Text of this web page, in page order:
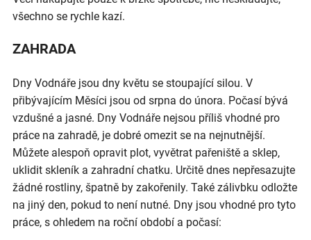
všechno se rychle kazí.
ZAHRADA
Dny Vodnáře jsou dny květu se stoupající silou. V
přibývajícím Měsíci jsou od srpna do února. Počasí bývá
vzdušné a jasné. Dny Vodnáře nejsou příliš vhodné pro
práce na zahradě, je dobré omezit se na nejnutnější.
Můžete alespoň opravit plot, vyvětrat pařeniště a sklep,
uklidit skleník a zahradní chatku. Určitě dnes nepřesazujte
žádné rostliny, špatně by zakořenily. Také zálivbku odložte
na jiný den, pokud to není nutné. Dny jsou vhodné pro tyto
práce, s ohledem na roční období a počasí: